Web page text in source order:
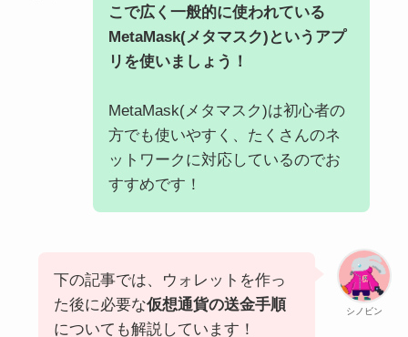
こで広く一般的に使われている
MetaMask(メタマスク)というアプ
リを使いましょう！
MetaMask(メタマスク)は初心者の
方でも使いやすく、たくさんのネ
ットワークに対応しているのでお
すすめです！
シノビン
下の記事では、ウォレットを作っ
た後に必要な仮想通貨の送金手順
についても解説しています！